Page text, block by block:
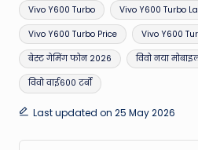
Vivo Y600 Turbo Vivo Y600 Turbo
Vivo Y600 Turbo Price Vivo Y600
बेस्ट गेमिंग फोन 2026 विवो नया
विवो वाई600 टर्बो
Last updated on 25 May 2026